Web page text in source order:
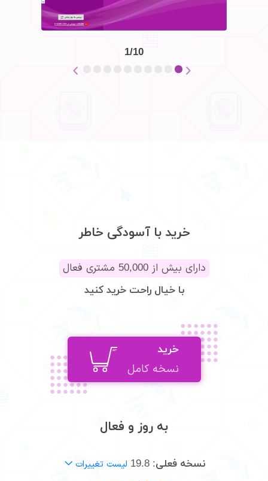
1/10
خرید با آسودگی خاطر
دارای بیش از50,000 مشتری فعال
با خیال راحت خرید کنید
خرید
نسخه کامل
به روز و فعال
نسخه فعلی: 19.8 لیست تغییرات